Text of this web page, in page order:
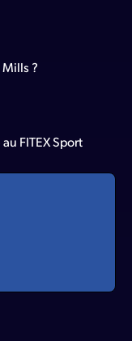
?
FITEX Sport